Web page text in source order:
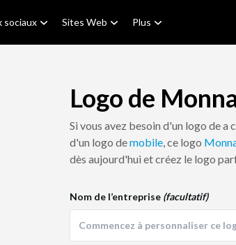
sociaux Sites Web Plus
Logo de
Si vous avez besoin d'un logo de a
d'un logo demobile, ce logo
dès aujourd'hui et créez le logo
Nom de l’entreprise (facultatif)